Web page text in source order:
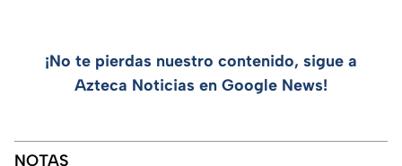
¡No te pierdas nuestro contenido, sigue a
Azteca Noticias en Google News!
NOTAS